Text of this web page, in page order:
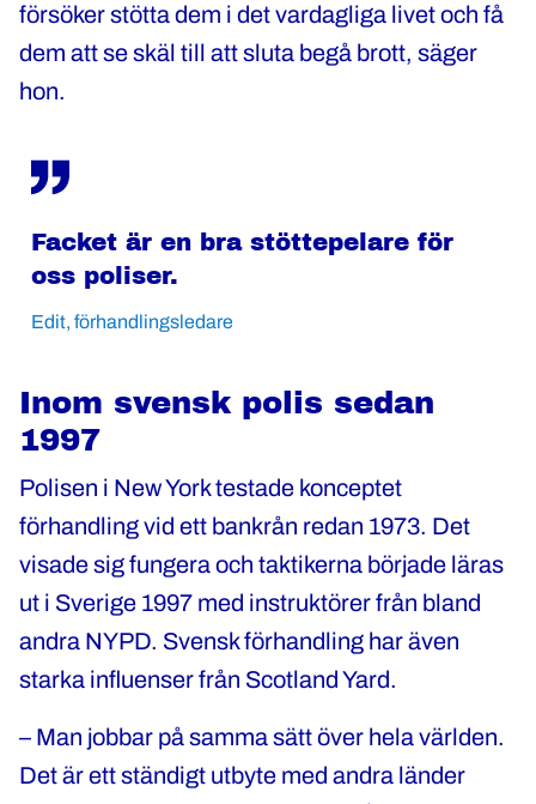
försöker stötta dem i det vardagliga livet och få
dem att se skäl till att sluta begå brott, säger
hon.
Facket är en bra stöttepelare för
oss poliser.
Edit, förhandlingsledare
Inom svensk polis sedan
1997
Polisen i New York testade konceptet
förhandling vid ett bankrån redan 1973. Det
visade sig fungera och taktikerna började läras
ut i Sverige 1997 med instruktörer från bland
andra NYPD. Svensk förhandling har även
starka influenser från Scotland Yard.
– Man jobbar på samma sätt över hela världen.
Det är ett ständigt utbyte med andra länder